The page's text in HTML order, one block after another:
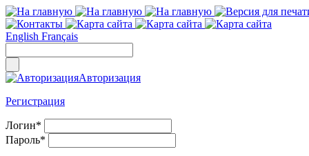
English Français
Авторизация
Регистрация
Логин*
Пароль*